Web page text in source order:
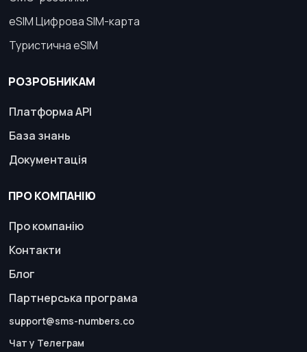
eSIM Цифрова SIM-карта
Туристична eSIM
РОЗРОБНИКАМ
Платформа API
База знань
Документація
ПРО КОМПАНІЮ
Про компанію
Контакти
Блог
Партнерська програма
support@sms-numbers.co
Чат у Телеграм